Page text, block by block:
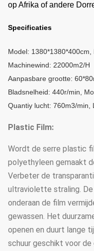
op Afrika of andere
Specificaties
Model:
Machinewind: 22000m2/H
Aanpasbare grootte:
Bladsnelheid: 440r/min,
Quantiy lucht: 760m3/min,
Plastic Film:
Wordt de serre plastic
polyethyleen gemaakt
Verbeter de
ultraviolette straling.
onderaan de film
gewassen. Het
openen en duurt lange
schuur geschikt voor de